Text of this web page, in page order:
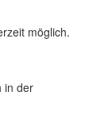
möglich.
in der